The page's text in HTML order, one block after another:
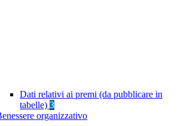
Dati relativi ai premi (da pubblicare in
tabelle) 3
organizzativo